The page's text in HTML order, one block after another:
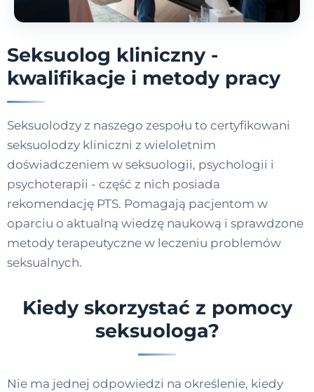
Seksuolog kliniczny -
kwalifikacje i metody pracy
Seksuolodzy z naszego zespołu to certyfikowani
seksuolodzy kliniczni z wieloletnim
doświadczeniem w seksuologii, psychologii i
psychoterapii - część z nich posiada
rekomendację PTS. Pomagają pacjentom w
oparciu o aktualną wiedzę naukową i sprawdzone
metody terapeutyczne w leczeniu problemów
seksualnych.
Kiedy skorzystać z pomocy
seksuologa?
Nie ma jednej odpowiedzi na określenie, kiedy